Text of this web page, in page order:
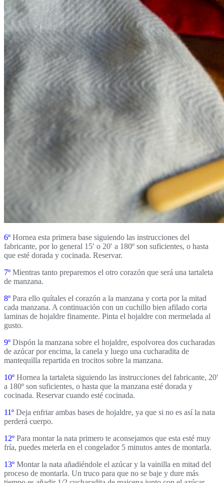
6º Hornea esta primera base siguiendo las instrucciones del
fabricante, por lo general 15′ o 20′ a 180º son suficientes, o hasta
que esté dorada y cocinada. Reservar.
7º Mientras tanto preparemos el otro corazón que será una tartaleta
de manzana.
8º Para ello quítales el corazón a la manzana y corta por la mitad
cada manzana. A continuación con un cuchillo bien afilado corta
laminas de hojaldre finamente. Pinta el hojaldre con mermelada al
gusto.
9º Dispón la manzana sobre el hojaldre, espolvorea dos cucharadas
de azúcar por encima, la canela y luego una cucharadita de
mantequilla repartida en trocitos sobre la manzana.
10º Hornea la tartaleta siguiendo las instrucciones del fabricante, 20′
a 180º son suficientes, o hasta que la manzana esté dorada y
cocinada. Reservar cuando esté cocinada.
11º Deja enfriar ambas bases de hojaldre, ya que si no es así la nata
perderá cuerpo.
12º Para montar la nata primero te aconsejamos que esta esté muy
fría, puedes meterla en el congelador 5 minutos antes de montarla.
13º Montar la nata añadiéndole el azúcar y la vainilla en mitad del
proceso de montarla. Un truco para que no se baje y dure más